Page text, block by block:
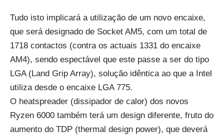
Tudo isto implicará a utilização de um novo encaixe,
que será designado de Socket AM5, com um total de
1718 contactos (contra os actuais 1331 do encaixe
AM4), sendo espectável que este passe a ser do tipo
LGA (Land Grip Array), solução idêntica ao que a Intel
utiliza desde o encaixe LGA 775.
O heatspreader (dissipador de calor) dos novos
Ryzen 6000 também terá um design diferente, fruto do
aumento do TDP (thermal design power), que deverá